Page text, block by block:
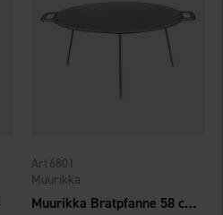
Muurikka Bratpfanne 58 cm Mit Beinen
Muurikka
6801